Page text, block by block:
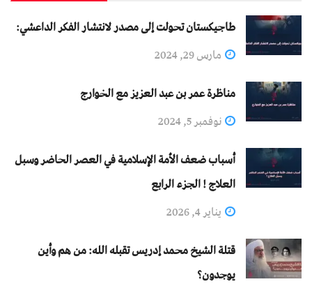
طاجيكستان تحولت إلى مصدر لانتشار الفكر الداعشي:
مارس 29, 2024
مناظرة عمر بن عبد العزيز مع الخوارج
نوفمبر 5, 2024
أسباب ضعف الأمة الإسلامية في العصر الحاضر وسبل
العلاج ! الجزء الرابع
يناير 4, 2026
قتلة الشيخ محمد إدريس تقبله الله: من هم وأين
يوجدون؟